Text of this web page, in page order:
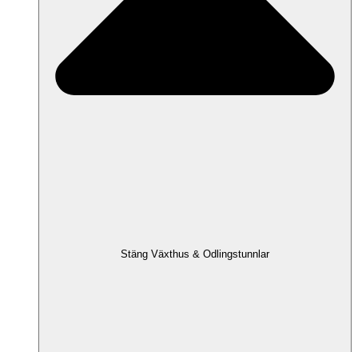
Stäng Växthus & Odlingstunnlar